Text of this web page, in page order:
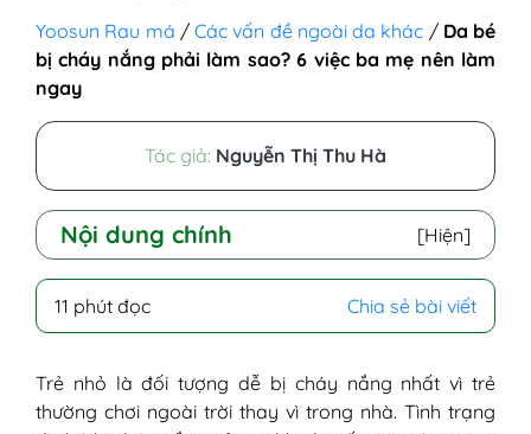
Yoosun Rau má / Các vấn đề ngoài da khác / Da bé
bị cháy nắng phải làm sao? 6 việc ba mẹ nên làm
ngay
Tác giả: Nguyễn Thị Thu Hà
Nội dung chính [Hiện]
II - Nguyên nhân nào khiến bé bị cháy
1. Do bé tiếp xúc với tia UV trong thời
gian dài
11 phút đọc Chia sẻ bài viết
Trẻ nhỏ là đối tượng dễ bị cháy nắng nhất vì trẻ
thường chơi ngoài trời thay vì trong nhà. Tình trạng